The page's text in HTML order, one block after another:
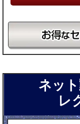
ネッ
レ